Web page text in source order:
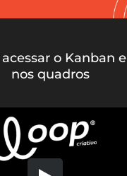
o Kanban
nos quadros